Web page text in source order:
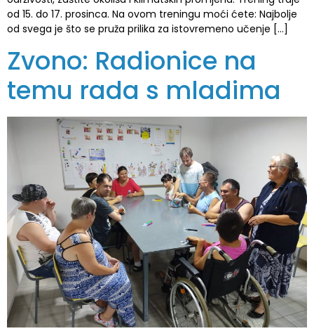
od 15. do 17. prosinca. Na ovom treningu moći ćete: Najbolje
od svega je što se pruža prilika za istovremeno učenje […]
Zvono: Radionice na
temu rada s mladima